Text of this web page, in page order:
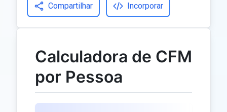
Compartilhar Incorporar
Calculadora de CFM
por Pessoa